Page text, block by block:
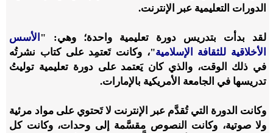
الدورات التعليمية عبر الإنترنت.
لقد بدأت بتدريس دورة تعليمية واحدة؛ وهي: " الأسس
الأخلاقية للثقافة الإسلامية"، وكانت تَعتمِد على كتاب نشرتُه
في ذلك الوقت، والذي كان يَعتمد على دورة تعليمية توليتُ
تدريسها في الجامعة الأمريكية بالإمارات.
وكانت الدورة التي تُقدَّم عبر الإنترنت لا تَحتوي على مواد مرئية
ولا صوتية، وكانت النصوص مقسَّمة إلى وحدات، وكانت كل